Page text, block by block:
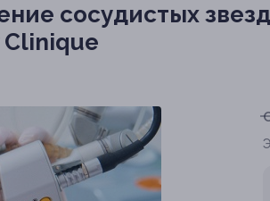
сосудистых
Clinique